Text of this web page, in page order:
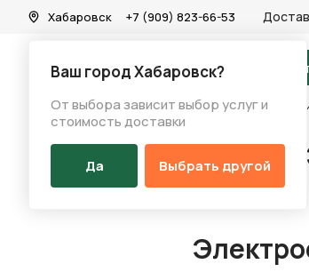
Хабаровск
Ваш город Хабаровск?
От выбора зависит выбор услуг и
стоимость доставки
Да Выбрать другой
+7 (909) 823-66-53
На главную
Новости/Электросамокат или